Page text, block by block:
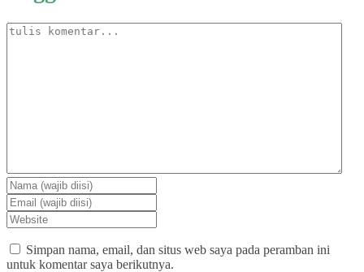
Simpan nama, email, dan situs web saya pada peramban ini
untuk komentar saya berikutnya.